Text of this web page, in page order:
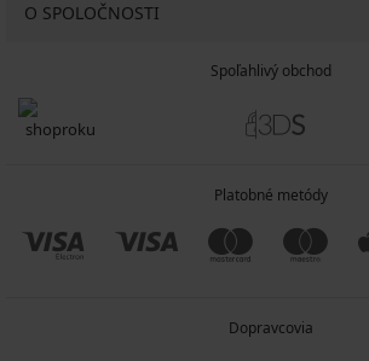
O SPOLOČNOSTI
Spoľahlivý obchod
Platobné metódy
Dopravcovia